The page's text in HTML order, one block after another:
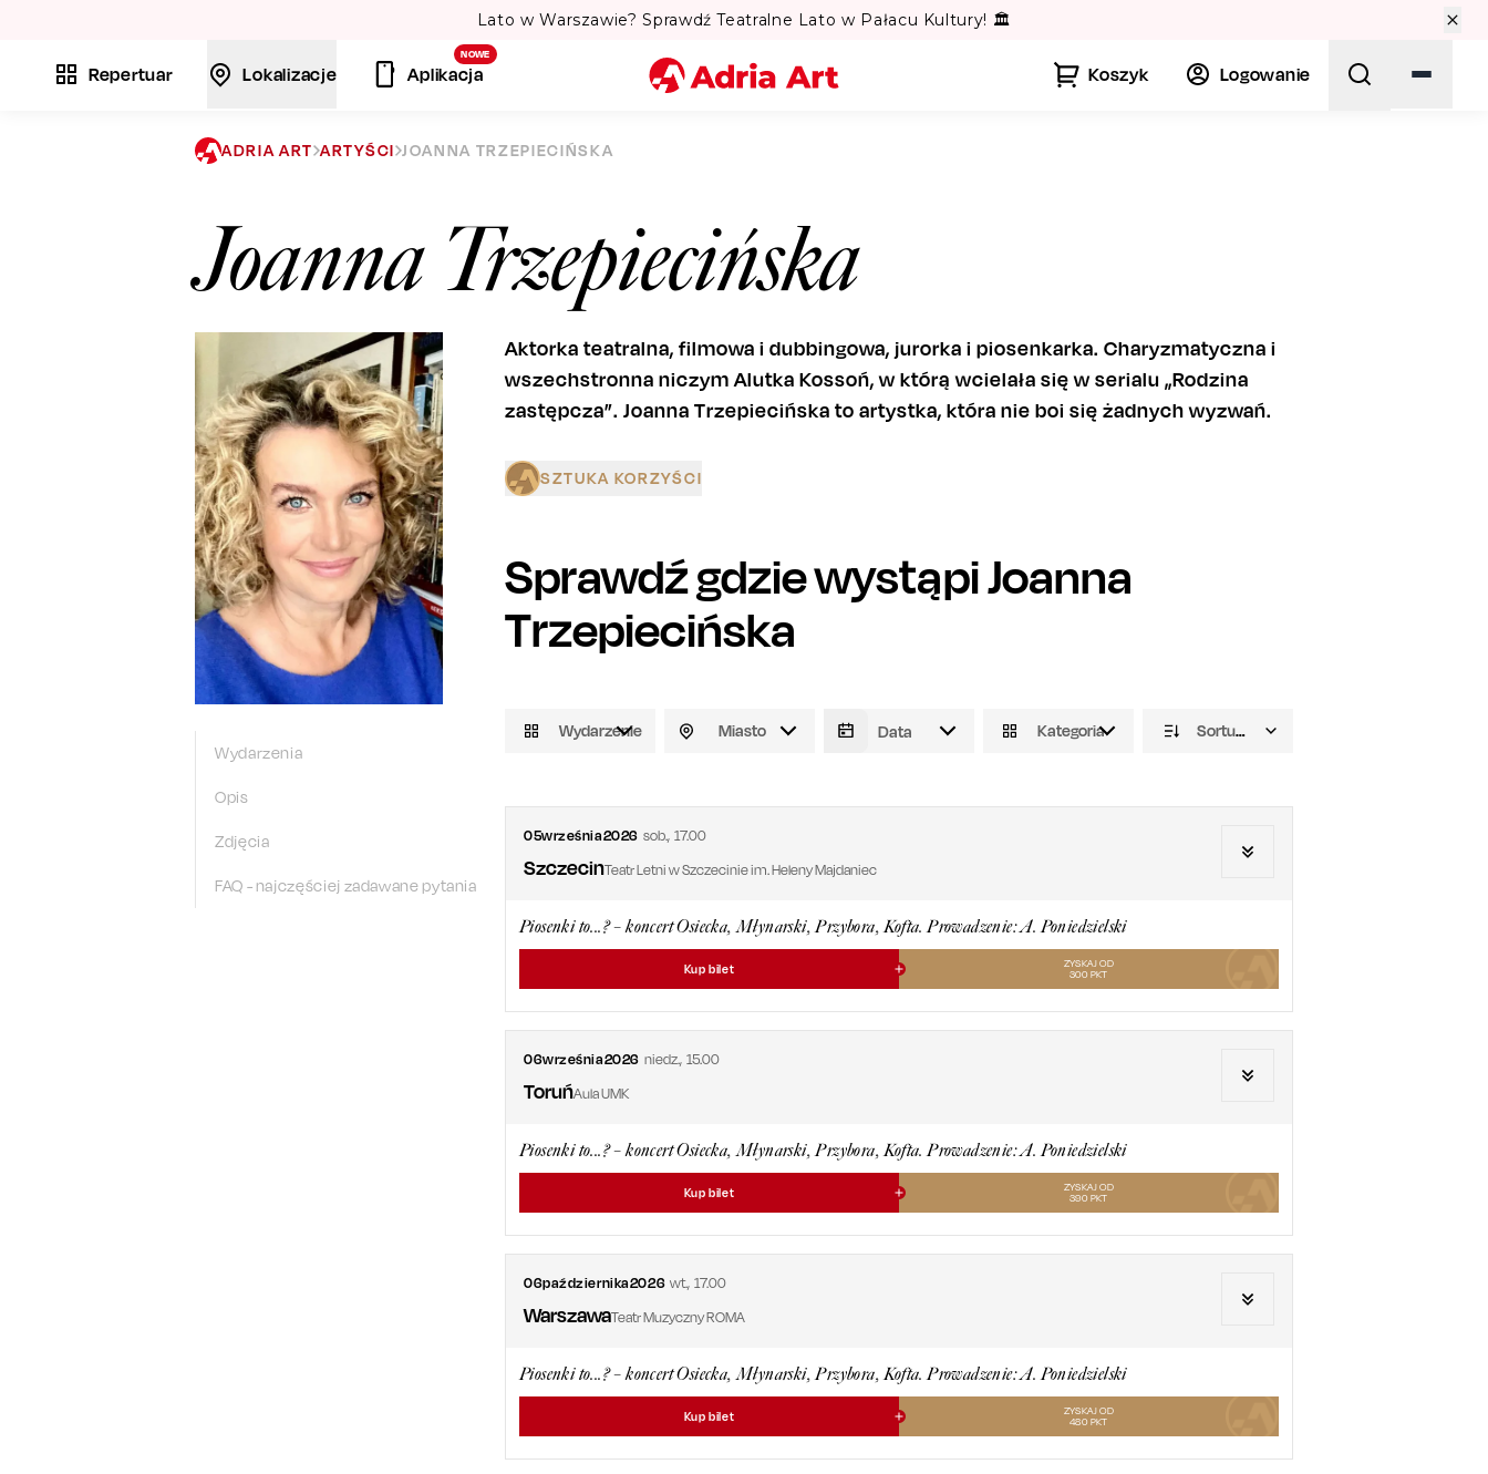
Lato w Warszawie? Sprawdź Teatralne Lato w Pałacu Kultury! 🏛️
Repertuar Lokalizacje
NOWE
Aplikacja Koszyk Logowanie
Szukaj
ADRIA ART ARTYŚCI JOANNA TRZEPIECIŃSKA
Joanna Trzepiecińska
Wydarzenia
Opis
Zdjęcia
FAQ - najczęściej zadawane pytania
Aktorka teatralna, filmowa i dubbingowa, jurorka i piosenkarka. Charyzmatyczna i
wszechstronna niczym Alutka Kossoń, w którą wcielała się w serialu „Rodzina
zastępcza”. Joanna Trzepiecińska to artystka, która nie boi się żadnych wyzwań.
SZTUKA KORZYŚCI
Sprawdź gdzie wystąpiJoanna
Trzepiecińska
Wydarzenie Miasto Kategoria Sortuj domyślnie
05września2026 sob., 17.00
SzczecinTeatr Letni w Szczecinie im. Heleny Majdaniec
Piosenki to...? – koncert Osiecka, Młynarski, Przybora, Kofta. Prowadzenie: A. Poniedzielski
Kup bilet
ZYSKAJ OD
300 PKT
06września2026 niedz., 15.00
ToruńAula UMK
Piosenki to...? – koncert Osiecka, Młynarski, Przybora, Kofta. Prowadzenie: A. Poniedzielski
Kup bilet
ZYSKAJ OD
390 PKT
06października2026 wt.,17.00
WarszawaTeatr Muzyczny ROMA
Piosenki to...? – koncert Osiecka, Młynarski, Przybora, Kofta. Prowadzenie: A. Poniedzielski
Kup bilet
ZYSKAJ OD
480 PKT